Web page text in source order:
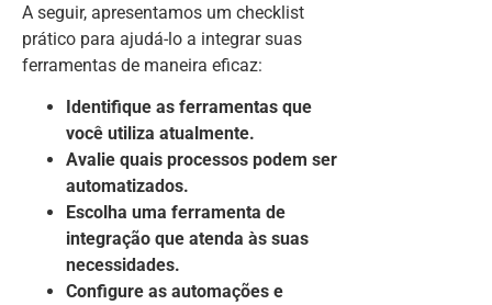
A seguir, apresentamos um checklist
prático para ajudá-lo a integrar suas
ferramentas de maneira eficaz:
Identifique as ferramentas que
você utiliza atualmente.
Avalie quais processos podem ser
automatizados.
Escolha uma ferramenta de
integração que atenda às suas
necessidades.
Configure as automações e